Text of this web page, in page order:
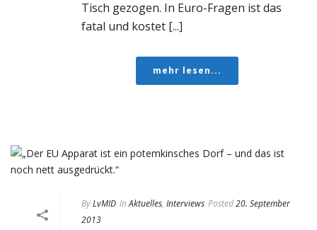
Tisch gezogen. In Euro-Fragen ist das
fatal und kostet [...]
mehr lesen...
ByLvMID In Aktuelles, Interviews Posted20. September
2013